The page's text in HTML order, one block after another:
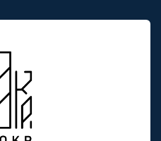
ценности нет. Просто еще